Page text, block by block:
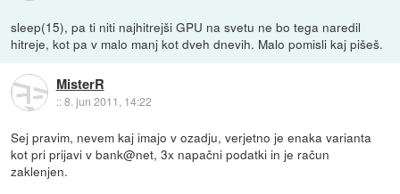
sleep(15), pa ti niti najhitrejši GPU na svetu ne bo tega naredil
hitreje, kot pa v malo manj kot dveh dnevih. Malo pomisli kaj pišeš.
MisterR
::8. jun 2011, 14:22
Sej pravim, nevem kaj imajo v ozadju, verjetno je enaka varianta
kot pri prijavi v bank@net, 3x napačni podatki in je račun
zaklenjen.